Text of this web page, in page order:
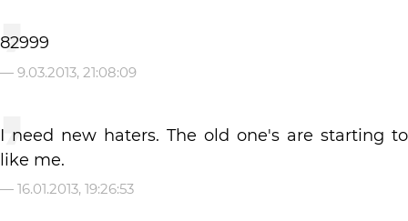
82999
— 9.03.2013, 21:08:09
I need new haters. The old one's are starting to
like me.
— 16.01.2013, 19:26:53